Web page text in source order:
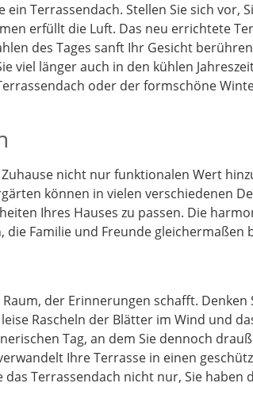
Terrassendach. Stellen Sie sich
erfüllt die Luft. Das neu errichtete
des Tages sanft Ihr Gesicht
viel länger auch in den kühlen
oder der formschöne
nicht nur funktionalen Wert
können in vielen verschiedenen
Ihres Hauses zu passen. Die
Familie und Freunde gleichermaßen
der Erinnerungen schafft.
Rascheln der Blätter im Wind und
Tag, an dem Sie dennoch
Ihre Terrasse in einen
Terrassendach nicht nur, Sie